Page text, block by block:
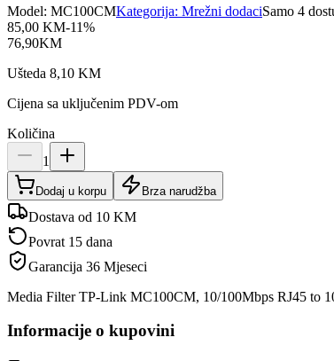
Model: MC100CMKategorija: Mrežni dodaciSamo 4
85,00 KM-11%
76,90KM
Ušteda 8,10 KM
Cijena sa uključenim PDV-om
Količina
1
Dodaj u korpu Brza narudžba
Dostava od 10 KM
Povrat 15 dana
Garancija 36 Mjeseci
Media Filter TP-Link MC100CM, 10/100Mbps RJ45 to
Informacije o kupovini